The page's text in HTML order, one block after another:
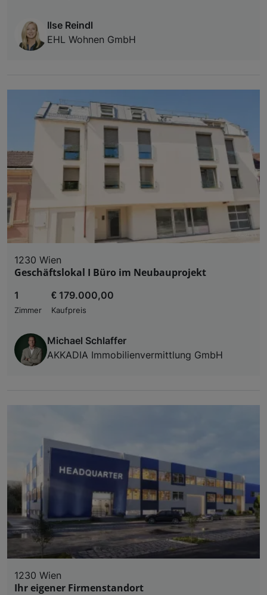
Ilse Reindl
EHL Wohnen GmbH
1230 Wien
Geschäftslokal I Büro im Neubauprojekt
1
Zimmer
€ 179.000,00
Kaufpreis
Michael Schlaffer
AKKADIA Immobilienvermittlung GmbH
1230 Wien
Ihr eigener Firmenstandort